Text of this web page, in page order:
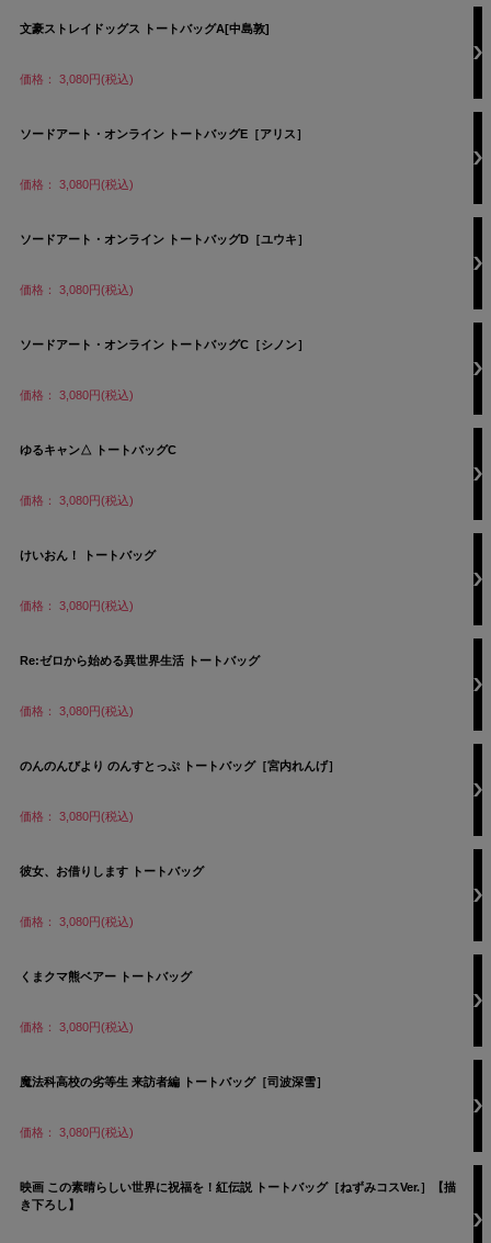
文豪ストレイドッグス トートバッグA[中島敦]
価格： 3,080円(税込)
ソードアート・オンライン トートバッグE［アリス］
価格： 3,080円(税込)
ソードアート・オンライン トートバッグD［ユウキ］
価格： 3,080円(税込)
ソードアート・オンライン トートバッグC［シノン］
価格： 3,080円(税込)
ゆるキャン△ トートバッグC
価格： 3,080円(税込)
けいおん！ トートバッグ
価格： 3,080円(税込)
Re:ゼロから始める異世界生活 トートバッグ
価格： 3,080円(税込)
のんのんびより のんすとっぷ トートバッグ［宮内れんげ］
価格： 3,080円(税込)
彼女、お借りします トートバッグ
価格： 3,080円(税込)
くまクマ熊ベアー トートバッグ
価格： 3,080円(税込)
魔法科高校の劣等生 来訪者編 トートバッグ［司波深雪］
価格： 3,080円(税込)
映画 この素晴らしい世界に祝福を！紅伝説 トートバッグ［ねずみコスVer.］【描
き下ろし】